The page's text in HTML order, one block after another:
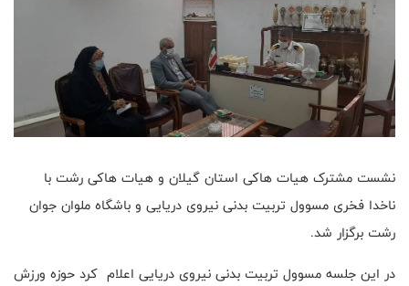
نشست مشترک هیات‌ ها‌کی استان گیلان و هیات ها‌کی رشت با
نا‌خدا فخر‌ی مسو‌ول تربیت بدنی نیروی دریایی و باشگاه ملو‌ان جوان
رشت برگزار شد.
در این جلسه مسو‌ول تربیت بدنی نیروی دریایی اعلام کرد حوزه ورزش